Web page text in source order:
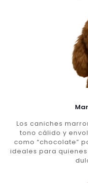
Los caniches
tono cálido y
como “chocolate”
ideales para